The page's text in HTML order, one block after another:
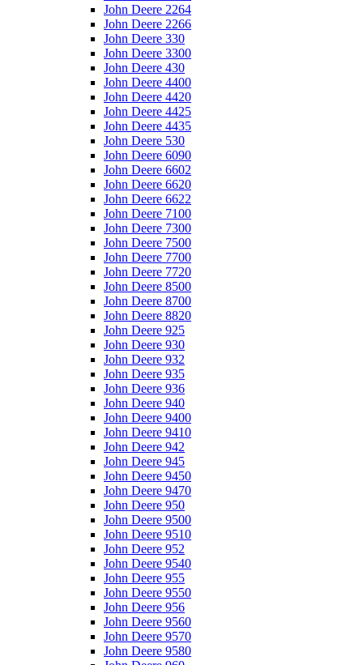
John Deere 2264
John Deere 2266
John Deere 330
John Deere 3300
John Deere 430
John Deere 4400
John Deere 4420
John Deere 4425
John Deere 4435
John Deere 530
John Deere 6090
John Deere 6602
John Deere 6620
John Deere 6622
John Deere 7100
John Deere 7300
John Deere 7500
John Deere 7700
John Deere 7720
John Deere 8500
John Deere 8700
John Deere 8820
John Deere 925
John Deere 930
John Deere 932
John Deere 935
John Deere 936
John Deere 940
John Deere 9400
John Deere 9410
John Deere 942
John Deere 945
John Deere 9450
John Deere 9470
John Deere 950
John Deere 9500
John Deere 9510
John Deere 952
John Deere 9540
John Deere 955
John Deere 9550
John Deere 956
John Deere 9560
John Deere 9570
John Deere 9580